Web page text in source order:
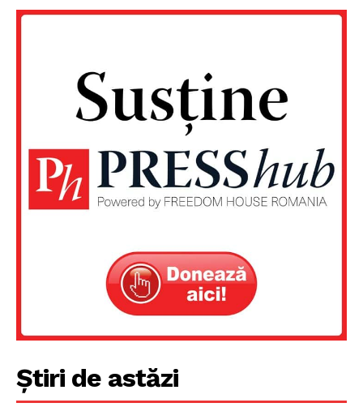
Un proiect
FREEDOM HOUSE ROMÂNIA
PRESShub
Știri de astăzi